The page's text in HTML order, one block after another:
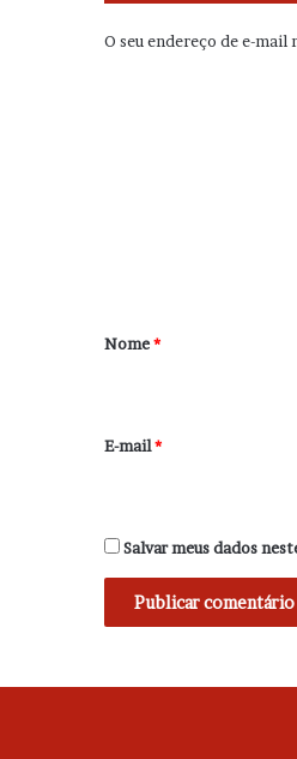
O seu endereço de e-mail
r
*
Nome*
E-mail*
Salvar meus dados